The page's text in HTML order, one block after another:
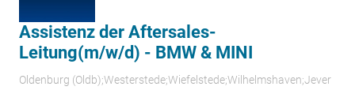
Assistenz der Aftersales-
Leitung(m/w/d) - BMW & MINI
Oldenburg (Oldb);Westerstede;Wiefelstede;Wilhelmshaven;Jever